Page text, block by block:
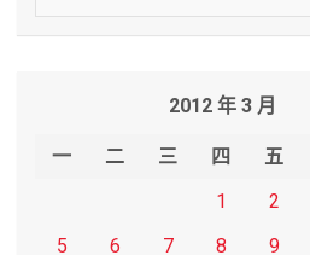
e
2012 年 3 月
一 二 三 四 五
1
2
5
6 7 8 9